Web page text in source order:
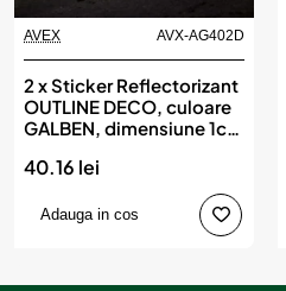
AVEX AVX-AG402D
2 x Sticker Reflectorizant
OUTLINE DECO, culoare
GALBEN, dimensiune 1cm
40.16 lei
Adauga in cos